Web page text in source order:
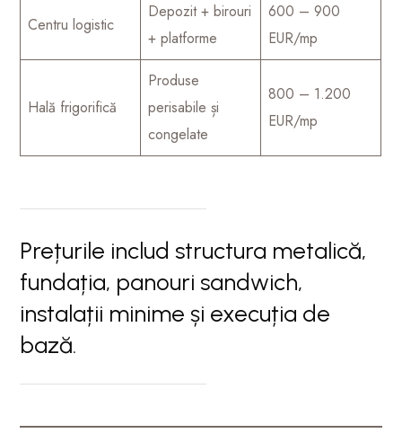
Centru logistic
Depozit + birouri
+ platforme
600 – 900
EUR/mp
Hală frigorifică
Produse
perisabile și
congelate
800 – 1.200
EUR/mp
Prețurile includ structura metalică,
fundația, panouri sandwich,
instalații minime și execuția de
bază.